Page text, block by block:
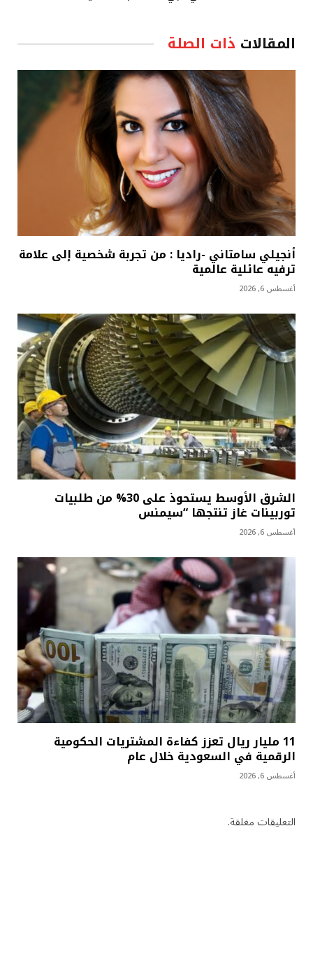
المقالات ذات الصلة
أنجيلي سامتاني -راديا : من تجربة شخصية إلى علامة
ترفيه عائلية عالمية
أغسطس 6, 2026
الشرق الأوسط يستحوذ على 30% من طلبيات
توربينات غاز تنتجها “سيمنس
أغسطس 6, 2026
11 مليار ريال تعزز كفاءة المشتريات الحكومية
الرقمية في السعودية خلال عام
أغسطس 6, 2026
التعليقات مغلقة.